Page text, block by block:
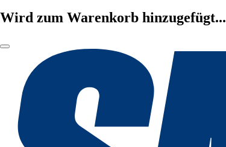
Wird zum Warenkorb hinzugefügt...